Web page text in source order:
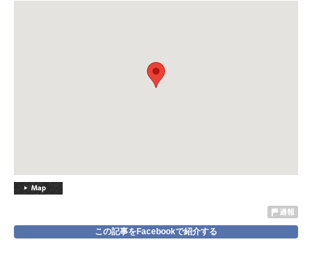
この記事をFacebookで紹介する